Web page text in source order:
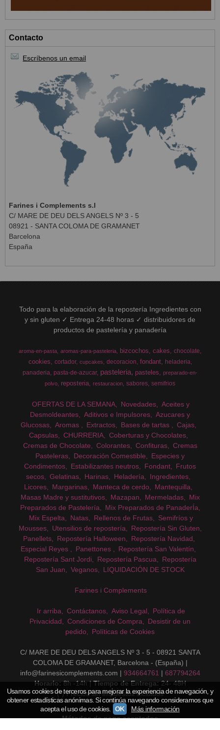
Contacto
Escríbenos un email
Farines i Complements s.l
C/ MARE DE DEU DELS ANGELS Nº 3 - 5
08921 - SANTA COLOMA DE GRAMANET
Barcelona
España
Todo para la elaboración de la repostería Ingredientes con
y sin gluten ✓ Entrega 24-48 horas ✓ distribuidores de
productos de pastelería y panadería
aroma-en-pasta aromas-para-pasteleria bizcochos cakes chocolate
cookies cortador cupcakes decoracion fondant
heladeria
panaderia pasta-de-azucar pasteleria pasteles
preparado-en-
polvo
reposteria restauracion sabores semifrios
OFERTAS DE LA SEMANA Novedades
Aceites y
Desmoldeantes
Aditivos e Impulsores
Azucares y
Glucosas
Aromas Extractos Bases de tartas
Cajas
Capsulas
CHURRERIA
Coberturas y Chocolates
Cremas de Chocolate
Colorantes Confituras
Cremas
Pasteleras
Decoración Comestible
Especies y
Condimentos
Estabilizantes neutros Fondant
Frutos
secos
Gelatinas Harinas Heladería
Ingredientes
Licores
Margarinas Manteca de cerdo
Mantequilla
Masas Madre y sustitutivos
Mazapan Mermeladas
Mix
Preparados de Pastelería
Mix Preparados de PanaderÍa
Mix Espelta
Natas Rellenos de Frutas
Semifríos y
Mousses
Utensilios de repostería
Repostería Sin Gluten
Panellets
Repostería Halloween
Repostería Navidad
Especial Reyes
Panettones
Repostería San Valentín
Repostería Sant Jordi
Repostería Pascua
Repostería
San Juan
Veganos LIQUIDACIÓN DE STOCK
Farines i Complements
Ir arriba Contáctanos Aviso Legal
Política de
Privacidad
Condiciones de Compra
Desistir de un
pedido
Políticas de Cookies
C/ MARE DE DEU DELS ANGELS Nº 3 - 5 - 08921 SANTA
COLOMA DE GRAMANET, Barcelona - (España) |
info@farinesicomplements.com | 934664761 | 687794264
Horario: 8h -14h | Tiempo de Entrega: 24- 48H
(*) Precios sin Impuestos incluidos
Métodos de pago aceptados
Usamos cookies de terceros para mejorar la experiencia de navegación, y
obtener estadísticas anónimas. Si continúa navegando consideramos que
acepta el uso de cookies.
OK Más información